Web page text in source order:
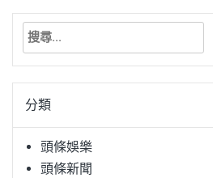
搜
關
字:分類
頭條娛樂
頭條新聞